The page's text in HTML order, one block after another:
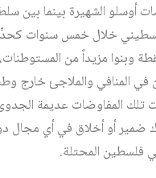
أوسلو الشهيرة بينما بين
خلال خمس سنوات كحدٍّ
وبنوا مزيداً من
في المنافي والملاجئ خارج
تلك المفاوضات عديمة
ضمير أو أخلاق في أي
فلسطين المحتلة.